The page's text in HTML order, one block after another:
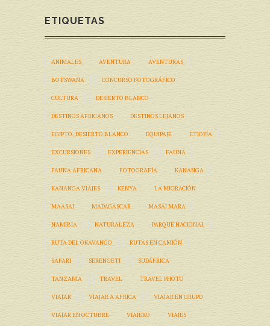
ETIQUETAS
ANIMALES AVENTURA AVENTURAS
BOTSWANA CONCURSO FOTOGRÁFICO
CULTURA DESIERTO BLANCO
DESTINOS AFRICANOS DESTINOS LEJANOS
EGIPTO, DESIERTO BLANCO EQUIPAJE ETIOPÍA
EXCURSIONES EXPERIENCIAS FAUNA
FAUNA AFRICANA FOTOGRAFÍA KANANGA
KANANGA VIAJES KENYA LA MIGRACIÓN
MAASAI MADAGASCAR MASAI MARA
NAMIBIA NATURALEZA PARQUE NACIONAL
RUTA DEL OKAVANGO RUTAS EN CAMIÓN
SAFARI SERENGETI SUDÁFRICA
TANZANIA TRAVEL TRAVEL PHOTO
VIAJAR VIAJAR A AFRICA VIAJAR EN GRUPO
VIAJAR EN OCTUBRE VIAJERO VIAJES